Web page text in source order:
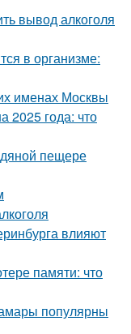
вывод алкоголя
в организме:
именах Москвы
2025 года: что
пещере
влияют
памяти: что
популярны